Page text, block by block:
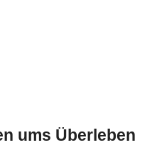
ums Überleben